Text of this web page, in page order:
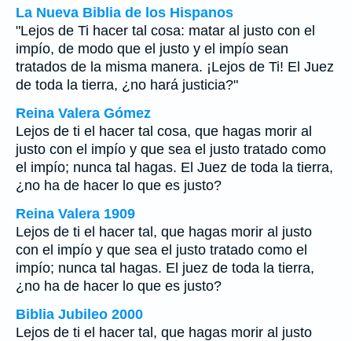
La Nueva Biblia de los Hispanos
"Lejos de Ti hacer tal cosa: matar al justo con el
impío, de modo que el justo y el impío sean
tratados de la misma manera. ¡Lejos de Ti! El Juez
de toda la tierra, ¿no hará justicia?"
Reina Valera Gómez
Lejos de ti el hacer tal cosa, que hagas morir al
justo con el impío y que sea el justo tratado como
el impío; nunca tal hagas. El Juez de toda la tierra,
¿no ha de hacer lo que es justo?
Reina Valera 1909
Lejos de ti el hacer tal, que hagas morir al justo
con el impío y que sea el justo tratado como el
impío; nunca tal hagas. El juez de toda la tierra,
¿no ha de hacer lo que es justo?
Biblia Jubileo 2000
Lejos de ti el hacer tal, que hagas morir al justo